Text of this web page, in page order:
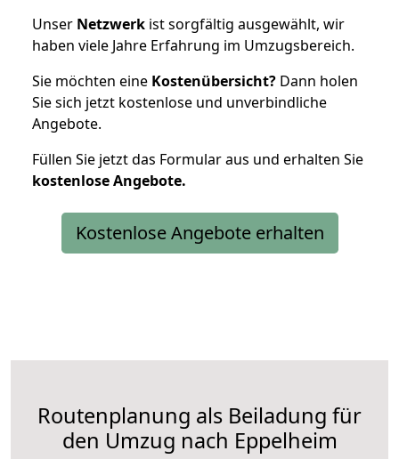
Unser Netzwerk ist sorgfältig ausgewählt, wir
haben viele Jahre Erfahrung im Umzugsbereich.
Sie möchten eine Kostenübersicht? Dann holen
Sie sich jetzt kostenlose und unverbindliche
Angebote.
Füllen Sie jetzt das Formular aus und erhalten Sie
kostenloseAngebote.
Kostenlose Angebote erhalten
Routenplanung als Beiladung für
den Umzug nach Eppelheim